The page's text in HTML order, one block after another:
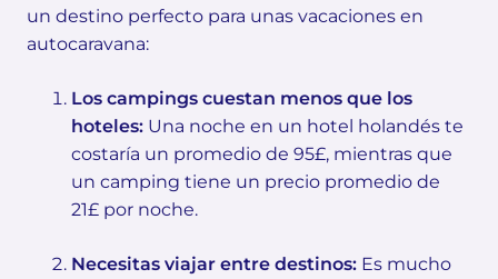
un destino perfecto para unas vacaciones en
autocaravana:
Los campings cuestan menos que los
hoteles: Una noche en un hotel holandés te
costaría un promedio de 95£, mientras que
un camping tiene un precio promedio de
21£ por noche.
Necesitas viajar entre destinos: Es mucho